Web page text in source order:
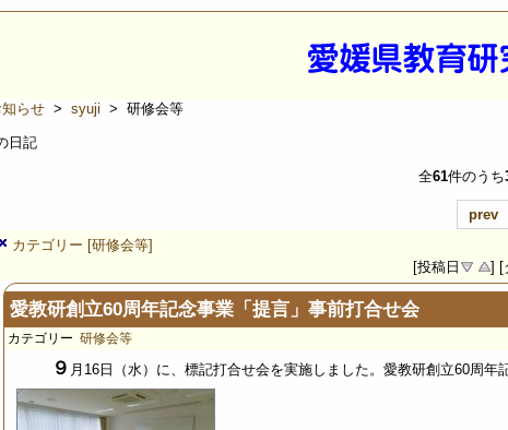
知らせ > syuji > 研修会等
日記
全61件のうち
prev
カテゴリー [研修会等]
[投稿日
] [
愛教研創立60周年記念事業「提言」事前打合せ会
カテゴリー 研修会等
９ 月16日（水）に、標記打合せ会を実施しました。愛教研創立60周